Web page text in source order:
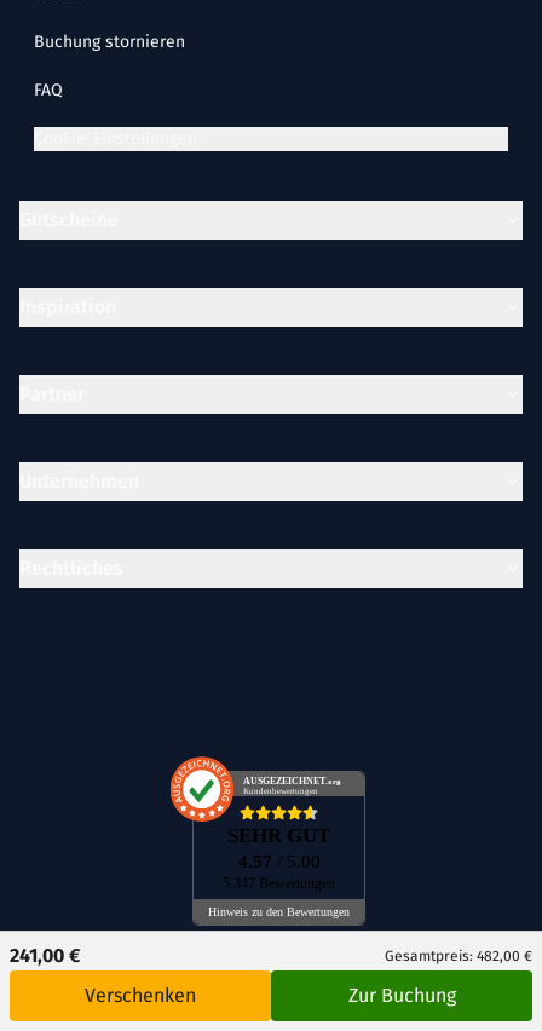
241,00 € Gesamtpreis: 482,00 €
Verschenken Zur Buchung
AUSGEZEICHNET.org
Kundenbewertungen
SEHR GUT
4.57 / 5.00
5.347 Bewertungen
Hinweis zu den Bewertungen
Buchung stornieren
FAQ